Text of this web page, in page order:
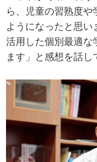
ら、児童の習熟度や
ようになったと思
活用した個別最適な
ます」と感想を話し